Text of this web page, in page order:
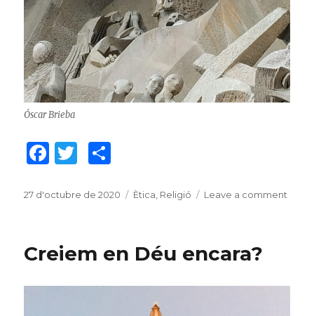
Óscar Brieba
F
c
b
o
o
T
it
r
m
ar
te
ix
Posted
27 d'octubre de 2020 Categories
Ètica Religió Leave a comment
Creiem en Déu encara?